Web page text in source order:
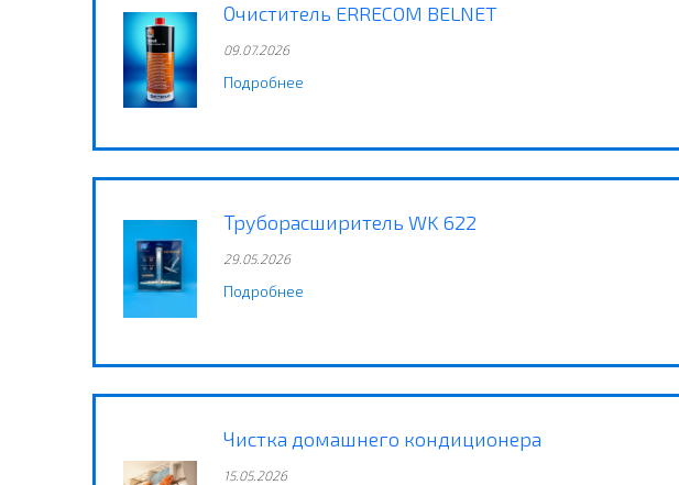
Очиститель ERRECOM BELNET
09.07.2026
Подробнее
Труборасширитель WK 622
29.05.2026
Подробнее
Чистка домашнего кондиционера
15.05.2026